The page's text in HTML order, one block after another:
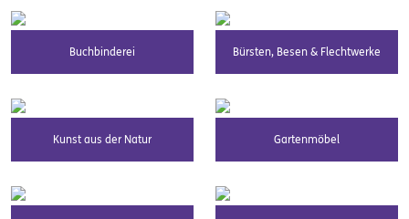
Buchbinderei Bürsten, Besen & Flechtwerke
Kunst aus der Natur Gartenmöbel